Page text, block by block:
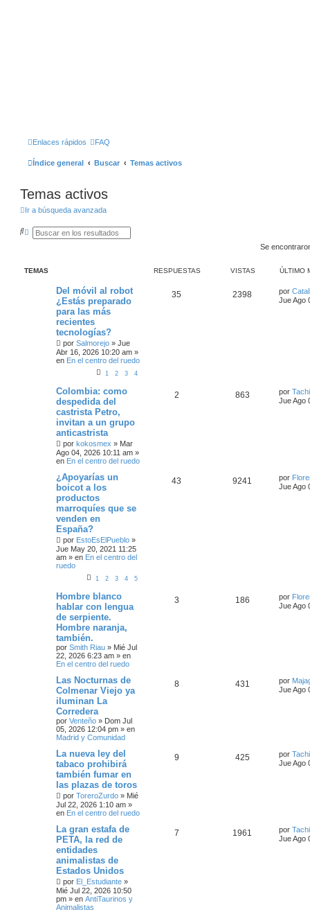
Enlaces rápidos FAQ
Índice general Buscar Temas activos
Temas activos
Ir a búsqueda avanzada
B
r
B
E
Se
TEMAS RESPUESTAS VISTAS ÚLTIMO
Del móvil al robot
¿Estás preparado
para las más
recientes
tecnologías?
por Salmorejo » Jue
Abr 16, 2026 10:20 am »
en En el centro del ruedo
1 2 3 4
35 2398 por
Jue Ago
Colombia: como
despedida del
castrista Petro,
invitan a un grupo
anticastrista
por kokosmex » Mar
Ago 04, 2026 10:11 am »
en En el centro del ruedo
2 863 por
Jue Ago
¿Apoyarías un
boicot a los
productos
marroquíes que se
venden en
España?
por EstoEsElPueblo »
Jue May 20, 2021 11:25
am » en En el centro del
ruedo
1 2 3 4 5
43 9241 por
Jue Ago
Hombre blanco
hablar con lengua
de serpiente.
Hombre naranja,
también.
por Smith Riau » Mié Jul
22, 2026 6:23 am » en
En el centro del ruedo
3 186 por
Jue Ago
Las Nocturnas de
Colmenar Viejo ya
iluminan La
Corredera
por Venteño » Dom Jul
05, 2026 12:04 pm » en
Madrid y Comunidad
8 431 por
Jue Ago
La nueva ley del
tabaco prohibirá
también fumar en
las plazas de toros
por ToreroZurdo » Mié
Jul 22, 2026 1:10 am »
en En el centro del ruedo
9 425 por
Jue Ago
La gran estafa de
PETA, la red de
entidades
animalistas de
Estados Unidos
por El_Estudiante »
Mié Jul 22, 2026 10:50
pm » en AntiTaurinos y
Animalistas
7 1961 por
Jue Ago